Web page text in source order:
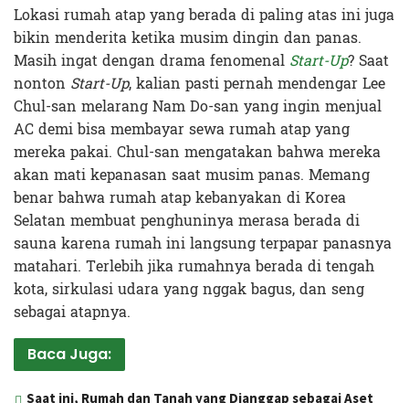
Lokasi rumah atap yang berada di paling atas ini juga
bikin menderita ketika musim dingin dan panas.
Masih ingat dengan drama fenomenal Start-Up? Saat
nonton Start-Up, kalian pasti pernah mendengar Lee
Chul-san melarang Nam Do-san yang ingin menjual
AC demi bisa membayar sewa rumah atap yang
mereka pakai. Chul-san mengatakan bahwa mereka
akan mati kepanasan saat musim panas. Memang
benar bahwa rumah atap kebanyakan di Korea
Selatan membuat penghuninya merasa berada di
sauna karena rumah ini langsung terpapar panasnya
matahari. Terlebih jika rumahnya berada di tengah
kota, sirkulasi udara yang nggak bagus, dan seng
sebagai atapnya.
Baca Juga:
Saat ini, Rumah dan Tanah yang Dianggap sebagai Aset